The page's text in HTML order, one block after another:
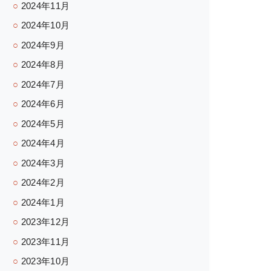
2024年11月
2024年10月
2024年9月
2024年8月
2024年7月
2024年6月
2024年5月
2024年4月
2024年3月
2024年2月
2024年1月
2023年12月
2023年11月
2023年10月